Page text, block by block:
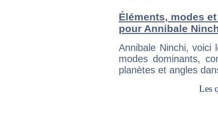
Éléments, modes
pour Annibale
Annibale Ninchi, voici
modes dominants,
planètes et angles